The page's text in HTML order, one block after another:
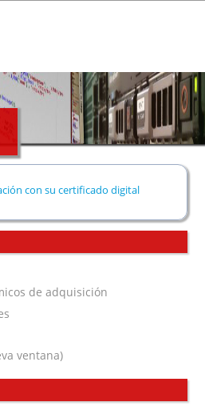
con su certificado digital
de adquisición
ventana)